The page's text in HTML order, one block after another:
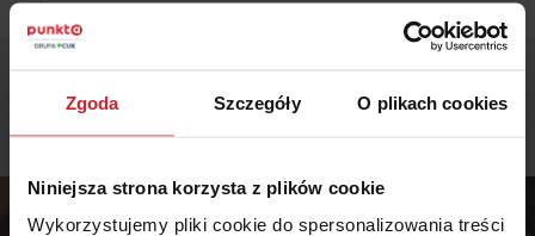
Zgoda Szczegóły O plikach cookies
Niniejsza strona korzysta z plików cookie
Wykorzystujemy pliki cookie do spersonalizowania treści
Powiązane artykuły